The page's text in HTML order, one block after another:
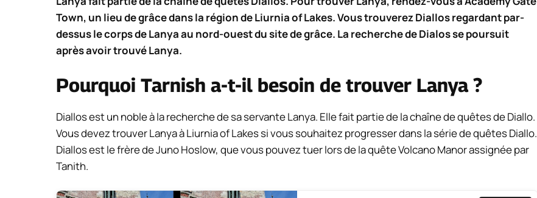
Town, un lieu de grâce dans la région de Liurnia of Lakes. Vous trouverez Diallos regardant par-
dessus le corps de Lanya au nord-ouest du site de grâce. La recherche de Dialos se poursuit
après avoir trouvé Lanya.
Pourquoi Tarnish a-t-il besoin de trouver Lanya ?
Diallos est un noble à la recherche de sa servante Lanya. Elle fait partie de la chaîne de quêtes de Diallo.
Vous devez trouver Lanya à Liurnia of Lakes si vous souhaitez progresser dans la série de quêtes Diallo.
Diallos est le frère de Juno Hoslow, que vous pouvez tuer lors de la quête Volcano Manor assignée par
Tanith.